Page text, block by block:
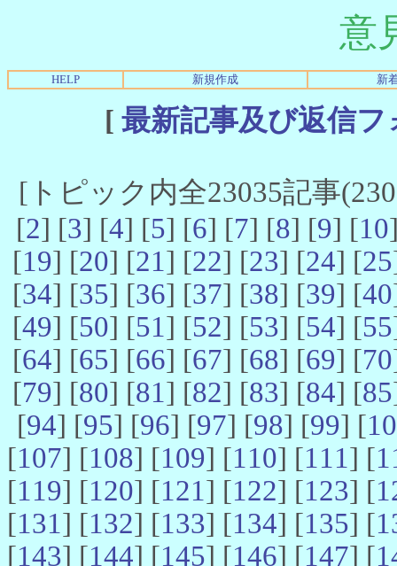
意
HELP 新規作成 新
[ 最新記事及び返信
[トピック内全23035記事
[2] [3] [4] [5] [6] [7] [8] [9] [10
[19] [20] [21] [22] [23] [24] [25
[34] [35] [36] [37] [38] [39] [40
[49] [50] [51] [52] [53] [54] [55
[64] [65] [66] [67] [68] [69] [70
[79] [80] [81] [82] [83] [84] [85
[94] [95] [96] [97] [98] [99] [
[107] [108] [109] [110] [111] [
[119] [120] [121] [122] [123] [
[131] [132] [133] [134] [135] [
[143] [144] [145] [146] [147] [